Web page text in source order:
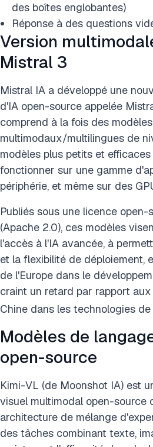
des boîtes englobantes)
Réponse à des questions
Version
Mistral 3
Mistral IA a développé une
d'IA open-source appelée
comprend à la fois des modèles
multimodaux/multilingues de
modèles plus petits et
fonctionner sur une gamme
périphérie, et même sur des
Publiés sous une licence
(Apache 2.0), ces modèles
l'accès à l'IA avancée, à
et la flexibilité de déploiement,
de l'Europe dans le
craint un retard par rapport
Chine dans les technologies de
Modèles de
open-source
Kimi-VL (de Moonshot IA) est
visuel multimodal open-source
architecture de mélange
des tâches combinant texte,